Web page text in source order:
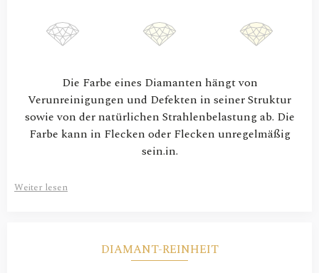
Die Farbe eines Diamanten hängt von
Verunreinigungen und Defekten in seiner Struktur
sowie von der natürlichen Strahlenbelastung ab. Die
Farbe kann in Flecken oder Flecken unregelmäßig
sein.in.
Weiter lesen
DIAMANT-REINHEIT